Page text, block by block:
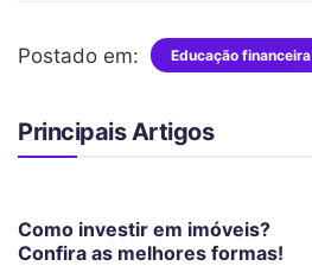
Postado em: Educação financeira
Principais Artigos
Como investir em imóveis?
Confira as melhores formas!